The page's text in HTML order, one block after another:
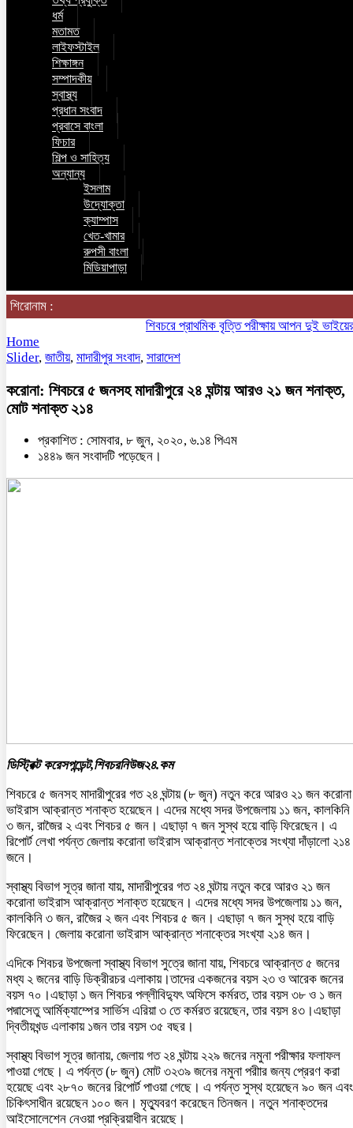
ধর্ম
মতামত
লাইফস্টাইল
শিক্ষাঙ্গন
সম্পাদকীয়
স্বাস্থ্য
প্রধান সংবাদ
প্রবাসে বাংলা
ফিচার
শিল্প ও সাহিত্য
অন্যান্য
ইসলাম
উদ্যোক্তা
ক্যাম্পাস
খেত-খামার
রুপসী বাংলা
মিডিয়াপাড়া
শিরোনাম :
শিবচরে প্রাথমিক বৃত্তি পরীক্ষায় আপন দুই ভাইয়ের
Home
Slider, জাতীয়, মাদারীপুর সংবাদ, সারাদেশ
করোনা: শিবচরে ৫ জনসহ মাদারীপুরে ২৪ ঘন্টায় আরও ২১ জন শনাক্ত,
মোট শনাক্ত ২১৪
প্রকাশিত : সোমবার, ৮ জুন, ২০২০, ৬.১৪ পিএম
১৪৪৯ জন সংবাদটি পড়েছেন।
ডিস্ট্রিক্ট করেসপন্ডেন্ট,শিবচরনিউজ২৪.কম
শিবচরে ৫ জনসহ মাদারীপুরের গত ২৪ ঘন্টায় (৮ জুন) নতুন করে আরও ২১ জন করোনা
ভাইরাস আক্রান্ত শনাক্ত হয়েছেন। এদের মধ্যে সদর উপজেলায় ১১ জন, কালকিনি
৩ জন, রাজৈর ২ এবং শিবচর ৫ জন। এছাড়া ৭ জন সুস্থ হয়ে বাড়ি ফিরেছেন। এ
রিপোর্ট লেখা পর্যন্ত জেলায় করোনা ভাইরাস আক্রান্ত শনাক্তের সংখ্যা দাঁড়ালো ২১৪
জনে।
স্বাস্থ্য বিভাগ সূত্র জানা যায়, মাদারীপুরের গত ২৪ ঘন্টায় নতুন করে আরও ২১ জন
করোনা ভাইরাস আক্রান্ত শনাক্ত হয়েছেন। এদের মধ্যে সদর উপজেলায় ১১ জন,
কালকিনি ৩ জন, রাজৈর ২ জন এবং শিবচর ৫ জন। এছাড়া ৭ জন সুস্থ হয়ে বাড়ি
ফিরেছেন। জেলায় করোনা ভাইরাস আক্রান্ত শনাক্তের সংখ্যা ২১৪ জন।
এদিকে শিবচর উপজেলা স্বাস্থ্য বিভাগ সুত্রে জানা যায়, শিবচরে আক্রান্ত ৫ জনের
মধ্য ২ জনের বাড়ি ডিক্রীরচর এলাকায়।তাদের একজনের বয়স ২৩ ও আরেক জনের
বয়স ৭০।এছাড়া ১ জন শিবচর পল্লীবিদ্যুৎ অফিসে কর্মরত, তার বয়স ৩৮ ও ১ জন
পদ্মাসেতু আর্মিক্যাম্পের সার্ভিস এরিয়া ৩ তে কর্মরত রয়েছেন, তার বয়স ৪৩।এছাড়া
দ্বিতীয়খন্ড এলাকায় ১জন তার বয়স ৩৫ বছর।
স্বাস্থ্য বিভাগ সূত্র জানায়, জেলায় গত ২৪ ঘন্টায় ২২৯ জনের নমুনা পরীক্ষার ফলাফল
পাওয়া গেছে। এ পর্যন্ত (৮ জুন) মোট ৩২৩৯ জনের নমুনা পরীার জন্য প্রেরণ করা
হয়েছে এবং ২৮৭০ জনের রিপোর্ট পাওয়া গেছে। এ পর্যন্ত সুস্থ হয়েছেন ৯০ জন এবং
চিকিৎসাধীন রয়েছেন ১০০ জন। মৃত্যুবরণ করেছেন তিনজন। নতুন শনাক্তদের
আইসোলেশেন নেওয়া প্রক্রিয়াধীন রয়েছে।